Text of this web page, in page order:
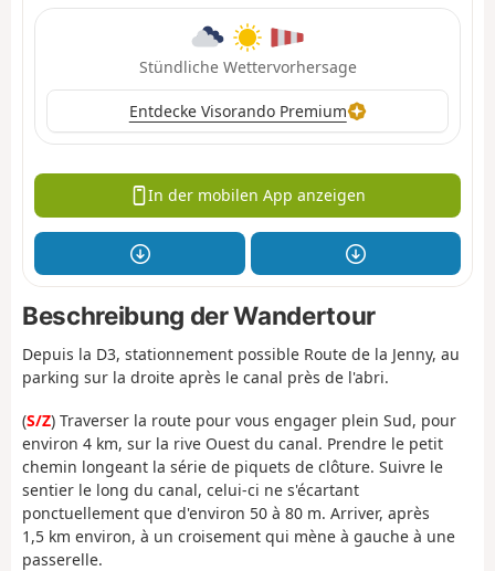
Stündliche Wettervorhersage
Entdecke Visorando Premium
In der mobilen App anzeigen
Beschreibung der Wandertour
Depuis la D3, stationnement possible Route de la Jenny, au
parking sur la droite après le canal près de l'abri.
(S/Z) Traverser la route pour vous engager plein Sud, pour
environ 4 km, sur la rive Ouest du canal. Prendre le petit
chemin longeant la série de piquets de clôture. Suivre le
sentier le long du canal, celui-ci ne s'écartant
ponctuellement que d'environ 50 à 80 m. Arriver, après
1,5 km environ, à un croisement qui mène à gauche à une
passerelle.